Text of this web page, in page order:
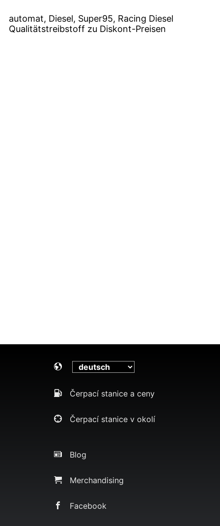
automat, Diesel, Super95, Racing Diesel
Qualitätstreibstoff zu Diskont-Preisen
Čerpací stanice a ceny
Čerpací stanice v okolí
Blog
Merchandising
Facebook